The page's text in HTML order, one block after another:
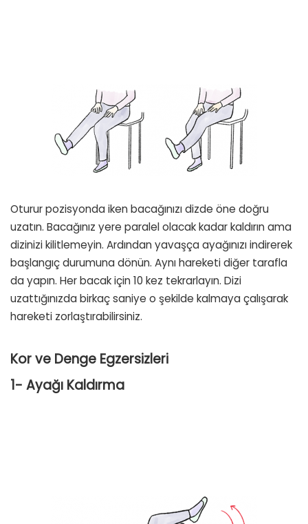
Oturur pozisyonda iken bacağınızı dizde öne doğru
uzatın. Bacağınız yere paralel olacak kadar kaldırın ama
dizinizi kilitlemeyin. Ardından yavaşça ayağınızı indirerek
başlangıç durumuna dönün. Aynı hareketi diğer tarafla
da yapın. Her bacak için 10 kez tekrarlayın. Dizi
uzattığınızda birkaç saniye o şekilde kalmaya çalışarak
hareketi zorlaştırabilirsiniz.
Kor ve Denge Egzersizleri
1- Ayağı Kaldırma